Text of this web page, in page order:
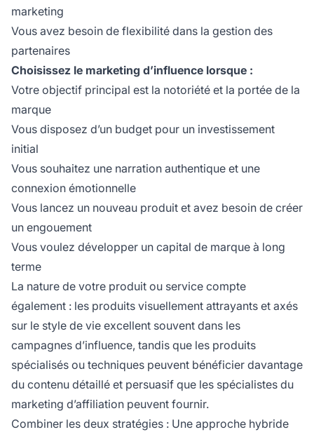
marketing
Vous avez besoin de flexibilité dans la gestion des
partenaires
Choisissez le marketing d’influence lorsque :
Votre objectif principal est la notoriété et la portée de la
marque
Vous disposez d’un budget pour un investissement
initial
Vous souhaitez une narration authentique et une
connexion émotionnelle
Vous lancez un nouveau produit et avez besoin de créer
un engouement
Vous voulez développer un capital de marque à long
terme
La nature de votre produit ou service compte
également : les produits visuellement attrayants et axés
sur le style de vie excellent souvent dans les
campagnes d’influence, tandis que les produits
spécialisés ou techniques peuvent bénéficier davantage
du contenu détaillé et persuasif que les spécialistes du
marketing d’affiliation peuvent fournir.
Combiner les deux stratégies : Une approche hybride